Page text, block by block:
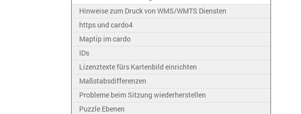
Hinweise zum Druck von WMS/WMTS Diensten
https und cardo4
Maptip im cardo
IDs
Lizenztexte fürs Kartenbild einrichten
Maßstabsdifferenzen
Probleme beim Sitzung wiederherstellen
Puzzle Ebenen